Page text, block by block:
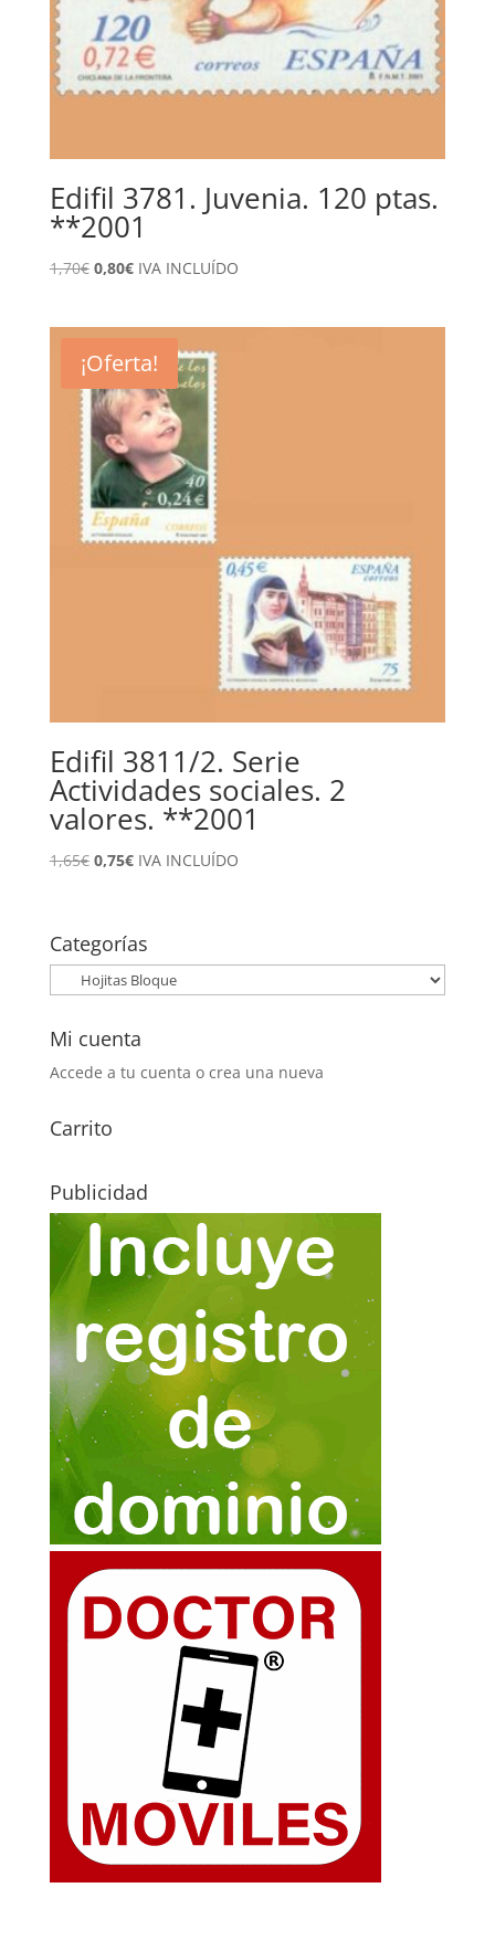
Edifil 3781. Juvenia. 120 ptas.
**2001
1,70€ El
1,70€.
0,80€El
0,80€.
IVA INCLUÍDO
¡Oferta!
Edifil 3811/2. Serie
Actividades sociales. 2
valores. **2001
1,65€ El
era:
1,65€.
0,75€El
es:
0,75€.
IVA INCLUÍDO
Categorías
Mi cuenta
Accede a tu cuenta o crea una nueva
Carrito
Publicidad